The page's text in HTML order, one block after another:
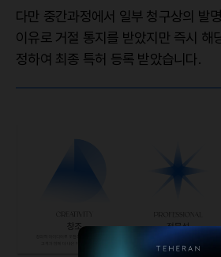
다만 중간과정에서 일부 청구상의 발
이유로 거절 통지를 받았지만 즉시 해
정하여 최종 특허 등록 받았습니다.